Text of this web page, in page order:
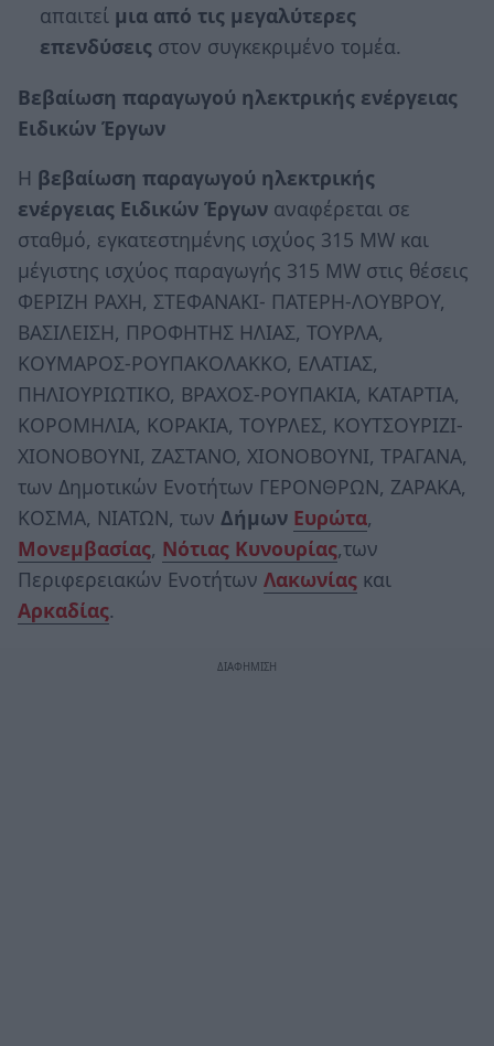
απαιτεί μια από τις μεγαλύτερες
επενδύσειςστον συγκεκριμένο τομέα.
Βεβαίωση παραγωγού ηλεκτρικής ενέργειας
Ειδικών Έργων
Η βεβαίωση παραγωγού ηλεκτρικής
ενέργειας Ειδικών Έργων αναφέρεται σε
σταθμό, εγκατεστημένης ισχύος 315 MW και
μέγιστης ισχύος παραγωγής 315 MW στις θέσεις
ΦΕΡΙΖΗ ΡΑΧΗ, ΣΤΕΦΑΝΑΚΙ- ΠΑΤΕΡΗ-ΛΟΥΒΡΟΥ,
ΒΑΣΙΛΕΙΣΗ, ΠΡΟΦΗΤΗΣ ΗΛΙΑΣ, ΤΟΥΡΛΑ,
ΚΟΥΜΑΡΟΣ-ΡΟΥΠΑΚΟΛΑΚΚΟ, ΕΛΑΤΙΑΣ,
ΠΗΛΙΟΥΡΙΩΤΙΚΟ, ΒΡΑΧΟΣ-ΡΟΥΠΑΚΙΑ, ΚΑΤΑΡΤΙΑ,
ΚΟΡΟΜΗΛΙΑ, ΚΟΡΑΚΙΑ, TΟΥΡΛΕΣ, ΚΟΥΤΣΟΥΡΙΖΙ-
ΧΙΟΝΟΒΟΥΝΙ, ΖΑΣΤΑΝΟ, ΧΙΟΝΟΒΟΥΝΙ, ΤΡΑΓΑΝΑ,
των Δημοτικών Ενοτήτων ΓΕΡΟΝΘΡΩΝ, ΖΑΡΑΚΑ,
ΚΟΣΜΑ, ΝΙΑΤΩΝ, των Δήμων Ευρώτα,
Μονεμβασίας, Νότιας Κυνουρίας,των
Περιφερειακών Ενοτήτων Λακωνίας και
Αρκαδίας.